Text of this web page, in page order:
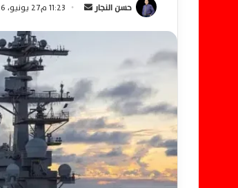
حسن النجار
ي
د
ا
إ
ل
11:23 م27 يونيو، 2026